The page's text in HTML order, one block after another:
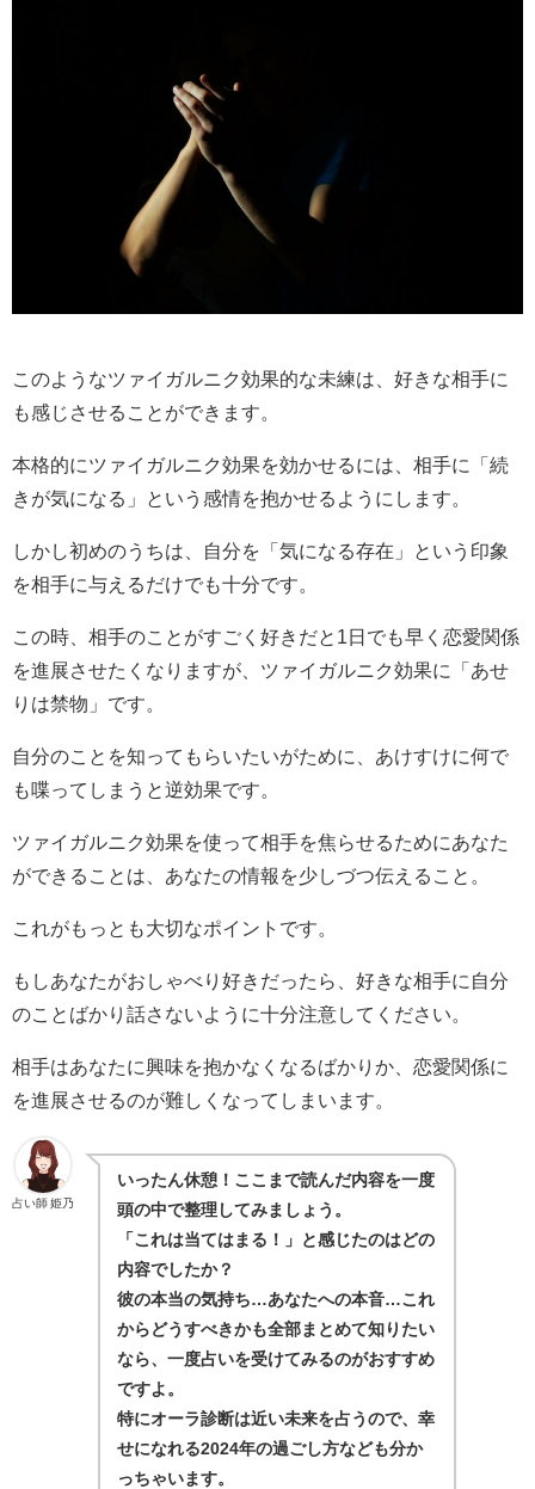
このようなツァイガルニク効果的な未練は、好きな相手に
も感じさせることができます。
本格的にツァイガルニク効果を効かせるには、相手に「続
きが気になる」という感情を抱かせるようにします。
しかし初めのうちは、自分を「気になる存在」という印象
を相手に与えるだけでも十分です。
この時、相手のことがすごく好きだと1日でも早く恋愛関係
を進展させたくなりますが、ツァイガルニク効果に「あせ
りは禁物」です。
自分のことを知ってもらいたいがために、あけすけに何で
も喋ってしまうと逆効果です。
ツァイガルニク効果を使って相手を焦らせるためにあなた
ができることは、あなたの情報を少しづつ伝えること。
これがもっとも大切なポイントです。
もしあなたがおしゃべり好きだったら、好きな相手に自分
のことばかり話さないように十分注意してください。
相手はあなたに興味を抱かなくなるばかりか、恋愛関係に
を進展させるのが難しくなってしまいます。
占い師 姫乃
いったん休憩！ここまで読んだ内容を一度
頭の中で整理してみましょう。
「これは当てはまる！」と感じたのはどの
内容でしたか？
彼の本当の気持ち…あなたへの本音…これ
からどうすべきかも全部まとめて知りたい
なら、一度占いを受けてみるのがおすすめ
ですよ。
特にオーラ診断は近い未来を占うので、幸
せになれる2024年の過ごし方なども分か
っちゃいます。